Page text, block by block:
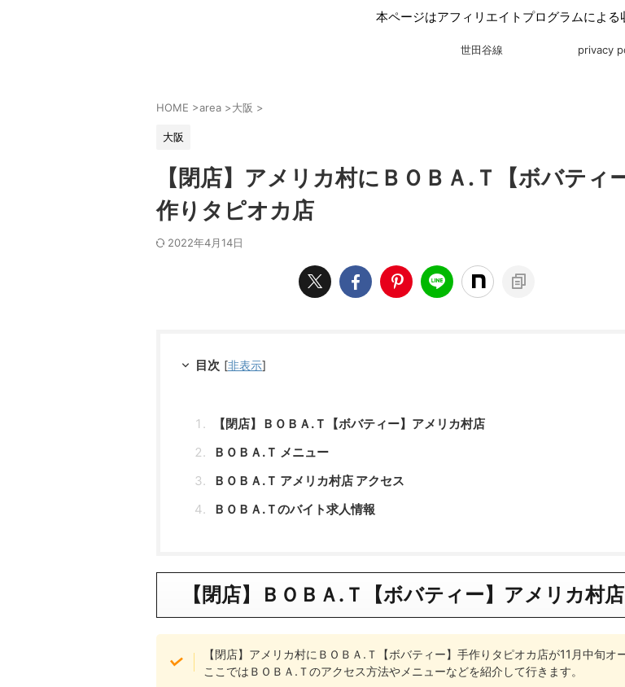
本ページはアフィリエイトプログラムによる
世田谷線 privacy
HOME >area >大阪 >
大阪
【閉店】アメリカ村にＢＯＢＡ.Ｔ【ボバティ
作りタピオカ店
2022年4月14日
目次 [非表示]
【閉店】ＢＯＢＡ.Ｔ【ボバティー】アメリカ村店
ＢＯＢＡ.Ｔ メニュー
ＢＯＢＡ.Ｔ アメリカ村店 アクセス
ＢＯＢＡ.Ｔのバイト求人情報
【閉店】ＢＯＢＡ.Ｔ【ボバティー】アメリカ村店
【閉店】アメリカ村にＢＯＢＡ.Ｔ【ボバティー】手作りタピオカ店が11月中旬オ
ここではＢＯＢＡ.Ｔのアクセス方法やメニューなどを紹介して行きます。